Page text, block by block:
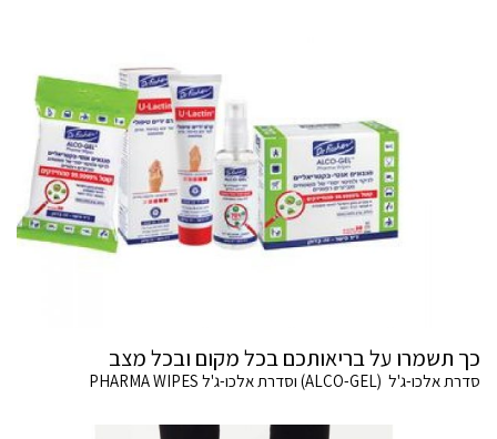
כך תשמרו על בריאותכם בכל מקום ובכל מצב
סדרת אלכו-ג'ל (ALCO-GEL) וסדרת אלכו-ג'ל PHARMA WIPES